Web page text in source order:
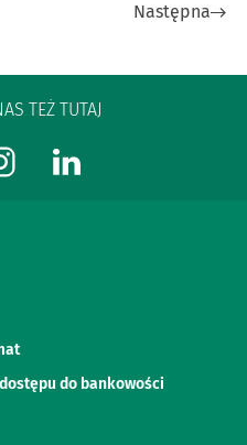
Następna
TEŻ TUTAJ
do bankowości